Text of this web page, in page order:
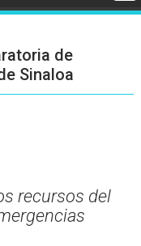
de
Sinaloa
recursos del